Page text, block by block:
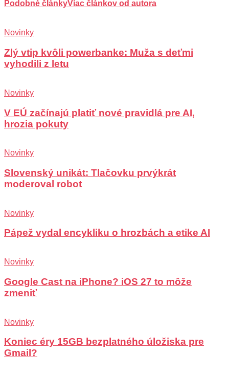
Podobné článkyViac článkov od autora
Novinky
Zlý vtip kvôli powerbanke: Muža s deťmi
vyhodili z letu
Novinky
V EÚ začínajú platiť nové pravidlá pre AI,
hrozia pokuty
Novinky
Slovenský unikát: Tlačovku prvýkrát
moderoval robot
Novinky
Pápež vydal encykliku o hrozbách a etike AI
Novinky
Google Cast na iPhone? iOS 27 to môže
zmeniť
Novinky
Koniec éry 15GB bezplatného úložiska pre
Gmail?